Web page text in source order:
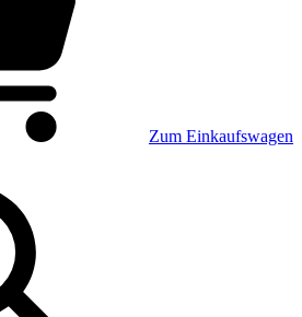
Zum Einkaufswagen